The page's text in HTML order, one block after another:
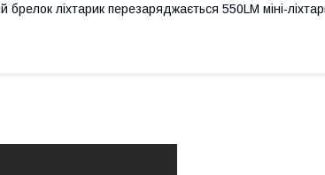
брелок ліхтарик перезаряджається 550LM міні-